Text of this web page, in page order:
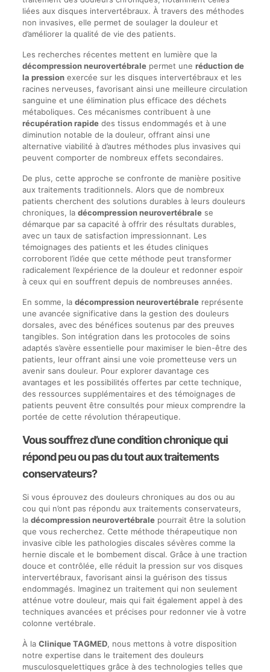
liées aux disques intervertébraux. À travers des méthodes
non invasives, elle permet de soulager la douleur et
d’améliorer la qualité de vie des patients.
Les recherches récentes mettent en lumière que la
décompression neurovertébralepermet une réduction de
la pressionexercée sur les disques intervertébraux et les
racines nerveuses, favorisant ainsi une meilleure circulation
sanguine et une élimination plus efficace des déchets
métaboliques. Ces mécanismes contribuent à une
récupération rapidedes tissus endommagés et à une
diminution notable de la douleur, offrant ainsi une
alternative viabilité à d’autres méthodes plus invasives qui
peuvent comporter de nombreux effets secondaires.
De plus, cette approche se confronte de manière positive
aux traitements traditionnels. Alors que de nombreux
patients cherchent des solutions durables à leurs douleurs
chroniques, la décompression neurovertébralese
démarque par sa capacité à offrir des résultats durables,
avec un taux de satisfaction impressionnant. Les
témoignages des patients et les études cliniques
corroborent l’idée que cette méthode peut transformer
radicalement l’expérience de la douleur et redonner espoir
à ceux qui en souffrent depuis de nombreuses années.
En somme, la décompression neurovertébralereprésente
une avancée significative dans la gestion des douleurs
dorsales, avec des bénéfices soutenus par des preuves
tangibles. Son intégration dans les protocoles de soins
adaptés s’avère essentielle pour maximiser le bien-être des
patients, leur offrant ainsi une voie prometteuse vers un
avenir sans douleur. Pour explorer davantage ces
avantages et les possibilités offertes par cette technique,
des ressources supplémentaires et des témoignages de
patients peuvent être consultés pour mieux comprendre la
portée de cette révolution thérapeutique.
Vous souffrez d’une condition chronique qui
répond peu ou pas du tout aux traitements
conservateurs?
Si vous éprouvez des douleurs chroniques au dos ou au
cou qui n’ont pas répondu aux traitements conservateurs,
la décompression neurovertébralepourrait être la solution
que vous recherchez. Cette méthode thérapeutique non
invasive cible les pathologies discales sévères comme la
hernie discale et le bombement discal. Grâce à une traction
douce et contrôlée, elle réduit la pression sur vos disques
intervertébraux, favorisant ainsi la guérison des tissus
endommagés. Imaginez un traitement qui non seulement
atténue votre douleur, mais qui fait également appel à des
techniques avancées et précises pour redonner vie à votre
colonne vertébrale.
À la Clinique TAGMED, nous mettons à votre disposition
notre expertise dans le traitement des douleurs
musculosquelettiques grâce à des technologies telles que